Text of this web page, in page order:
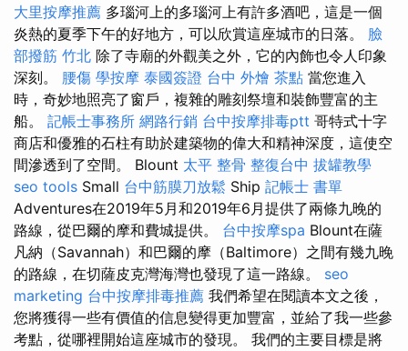
大里按摩推薦 多瑙河上的多瑙河上有許多酒吧，這是一個
炎熱的夏季下午的好地方，可以欣賞這座城市的日落。 臉
部撥筋 竹北 除了寺廟的外觀美之外，它的內飾也令人印象
深刻。 腰傷 學按摩 泰國簽證 台中 外燴 茶點 當您進入
時，奇妙地照亮了窗戶，複雜的雕刻祭壇和裝飾豐富的主
船。 記帳士事務所 網路行銷 台中按摩排毒ptt 哥特式十字
商店和優雅的石柱有助於建築物的偉大和精神深度，這使空
間滲透到了空間。 Blount 太平 整骨 整復台中 拔罐教學
seo tools Small 台中筋膜刀放鬆 Ship 記帳士 書單
Adventures在2019年5月和2019年6月提供了兩條九晚的
路線，從巴爾的摩和費城提供。 台中按摩spa Blount在薩
凡納（Savannah）和巴爾的摩（Baltimore）之間有幾九晚
的路線，在切薩皮克灣海灣也發現了這一路線。 seo
marketing 台中按摩排毒推薦 我們希望在閱讀本文之後，
您將獲得一些有價值的信息變得更加豐富，並給了我一些參
考點，從哪裡開始這座城市的發現。 我們的主要目標是將